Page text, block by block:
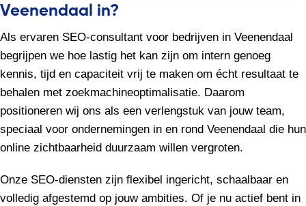
Veenendaal in?
Als ervaren SEO-consultant voor bedrijven in Veenendaal
begrijpen we hoe lastig het kan zijn om intern genoeg
kennis, tijd en capaciteit vrij te maken om écht resultaat te
behalen met zoekmachineoptimalisatie. Daarom
positioneren wij ons als een verlengstuk van jouw team,
speciaal voor ondernemingen in en rond Veenendaal die hun
online zichtbaarheid duurzaam willen vergroten.
Onze SEO-diensten zijn flexibel ingericht, schaalbaar en
volledig afgestemd op jouw ambities. Of je nu actief bent in